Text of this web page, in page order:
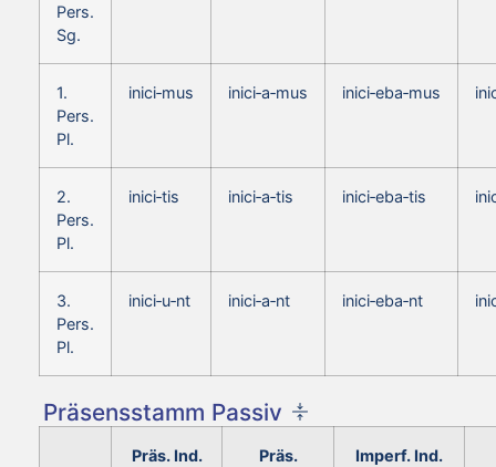
Pers.
Sg.
1.
Pers.
Pl.
inici‑mus inici‑a‑mus inici‑eba‑mus
2.
Pers.
Pl.
inici‑tis inici‑a‑tis inici‑eba‑tis
3.
Pers.
Pl.
inici‑u‑nt inici‑a‑nt inici‑eba‑nt
Präsensstamm Passiv
Präs. Ind.
Präs.
Imperf. Ind.